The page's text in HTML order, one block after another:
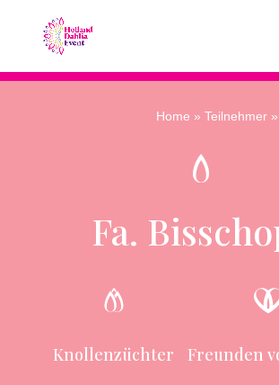
Home »Teilnehmer
Fa.
Knollenzüchter Freunden